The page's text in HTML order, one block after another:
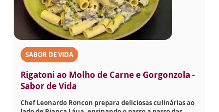
SABOR DE VIDA
Rigatoni ao Molho de Carne e Gorgonzola -
Sabor de Vida
Chef Leonardo Roncon prepara deliciosas culinárias ao